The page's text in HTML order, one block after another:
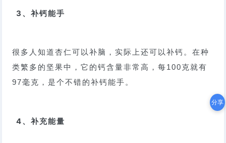
3、补钙能手
很多人知道杏仁可以补脑，实际上还可以补钙。在种
类繁多的坚果中，它的钙含量非常高，每100克就有
97毫克，是个不错的补钙能手。
4、补充能量
分享